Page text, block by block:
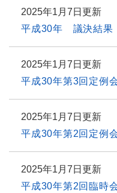
2025年1月7日更新
平成30年 議決結果
2025年1月7日更新
平成30年第3回定例
2025年1月7日更新
平成30年第2回定例
2025年1月7日更新
平成30年第2回臨時